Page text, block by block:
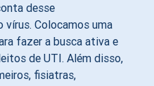
desse
Colocamos uma
fazer a busca ativa e
de UTI. Além disso,
fisiatras,